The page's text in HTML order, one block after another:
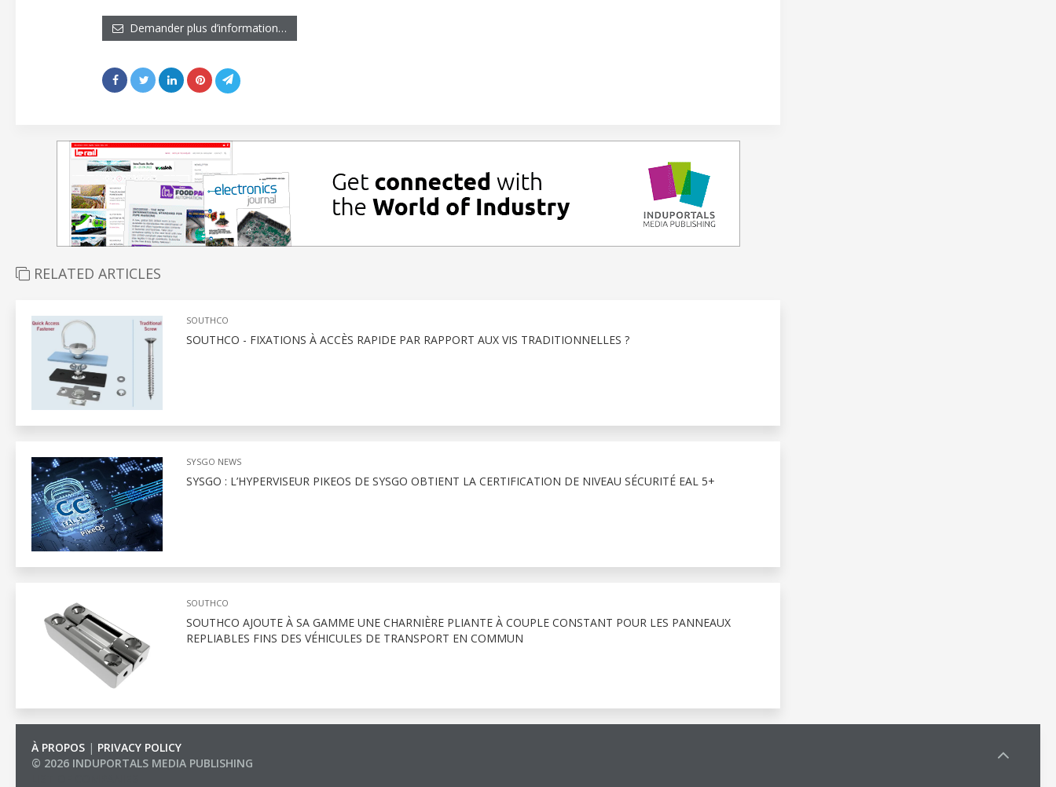
Demander plus d’information…
RELATED ARTICLES
SOUTHCO
SOUTHCO - FIXATIONS À ACCÈS RAPIDE PAR RAPPORT AUX VIS TRADITIONNELLES ?
SYSGO NEWS
SYSGO : L’HYPERVISEUR PIKEOS DE SYSGO OBTIENT LA CERTIFICATION DE NIVEAU SÉCURITÉ EAL 5+
SOUTHCO
SOUTHCO AJOUTE À SA GAMME UNE CHARNIÈRE PLIANTE À COUPLE CONSTANT POUR LES PANNEAUX
REPLIABLES FINS DES VÉHICULES DE TRANSPORT EN COMMUN
À PROPOS | PRIVACY POLICY
© 2026 INDUPORTALS MEDIA PUBLISHING